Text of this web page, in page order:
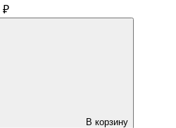
₽
В корзину